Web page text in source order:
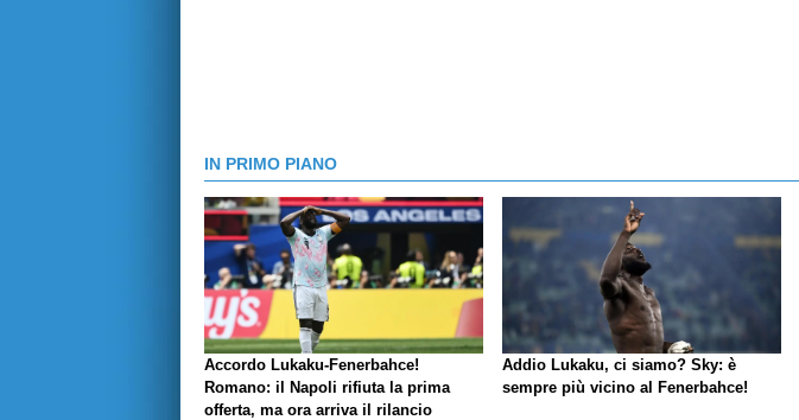
IN PRIMO PIANO
Accordo Lukaku-Fenerbahce!
Romano: il Napoli rifiuta la prima
offerta, ma ora arriva il rilancio
Addio Lukaku, ci siamo? Sky: è
sempre più vicino al Fenerbahce!